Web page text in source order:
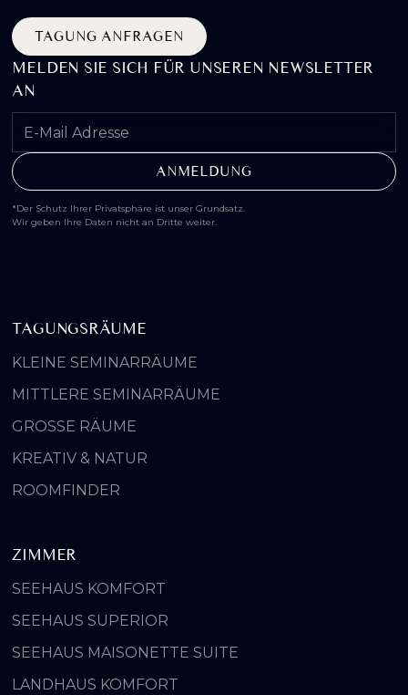
TAGUNG ANFRAGEN
MELDEN SIE SICH FÜR UNSEREN NEWSLETTER
AN
*Der Schutz Ihrer Privatsphäre ist unser Grundsatz.
Wir geben Ihre Daten nicht an Dritte weiter.
TAGUNGSRÄUME
KLEINE SEMINARRÄUME
MITTLERE SEMINARRÄUME
GROSSE RÄUME
KREATIV & NATUR
ROOMFINDER
ZIMMER
SEEHAUS KOMFORT
SEEHAUS SUPERIOR
SEEHAUS MAISONETTE SUITE
LANDHAUS KOMFORT